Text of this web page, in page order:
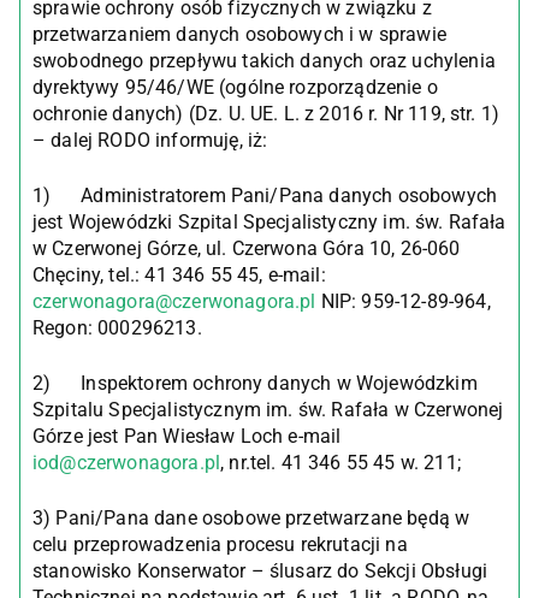
sprawie ochrony osób fizycznych w związku z
przetwarzaniem danych osobowych i w sprawie
swobodnego przepływu takich danych oraz uchylenia
dyrektywy 95/46/WE (ogólne rozporządzenie o
ochronie danych) (Dz. U. UE. L. z 2016 r. Nr 119, str. 1)
– dalej RODO informuję, iż:
1) Administratorem Pani/Pana danych osobowych
jest Wojewódzki Szpital Specjalistyczny im. św. Rafała
w Czerwonej Górze, ul. Czerwona Góra 10, 26-060
Chęciny, tel.: 41 346 55 45, e-mail:
czerwonagora@czerwonagora.pl NIP: 959-12-89-964,
Regon: 000296213.
2) Inspektorem ochrony danych w Wojewódzkim
Szpitalu Specjalistycznym im. św. Rafała w Czerwonej
Górze jest Pan Wiesław Loch e-mail
iod@czerwonagora.pl, nr.tel. 41 346 55 45 w. 211;
3) Pani/Pana dane osobowe przetwarzane będą w
celu przeprowadzenia procesu rekrutacji na
stanowisko Konserwator – ślusarz do Sekcji Obsługi